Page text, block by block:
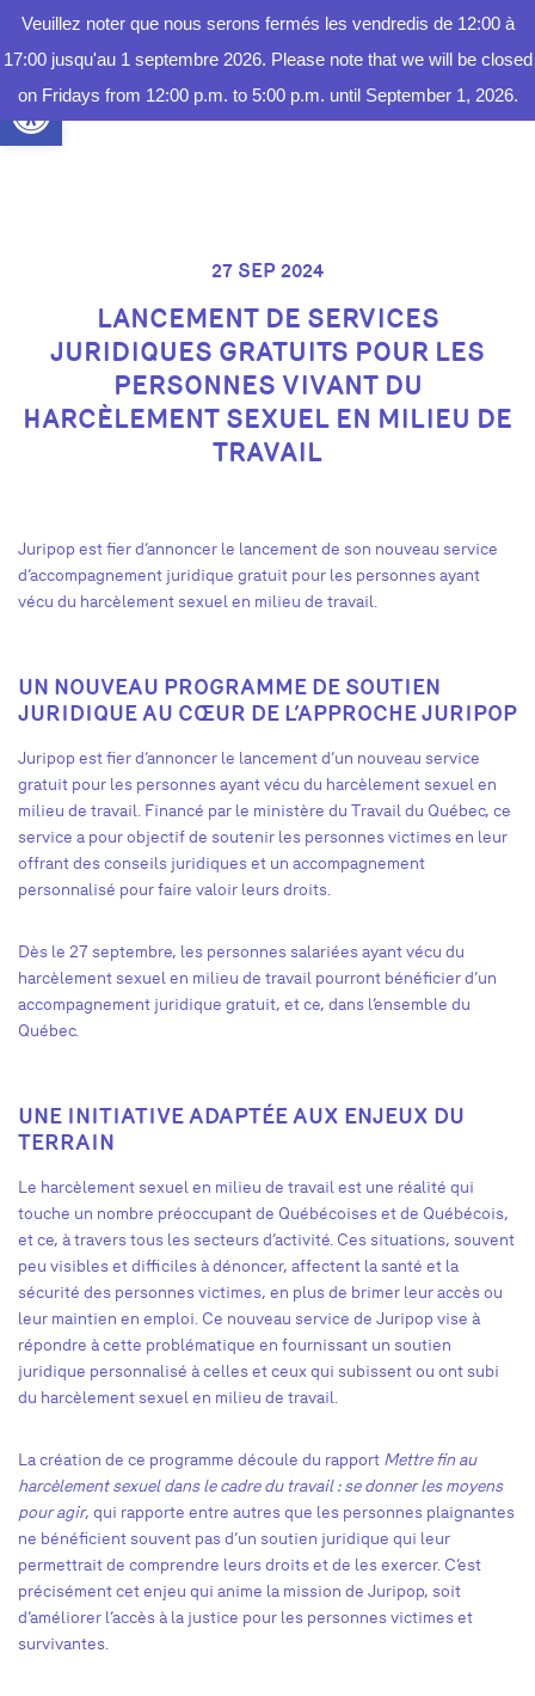
Veuillez noter que nous serons fermés les vendredis de 12:00 à
17:00 jusqu'au 1 septembre 2026. Please note that we will be closed
on Fridays from 12:00 p.m. to 5:00 p.m. until September 1, 2026.
Ouvrir la barre d’outils
FAIRE
UN DON
27 SEP 2024
LANCEMENT DE SERVICES
JURIDIQUES GRATUITS POUR LES
PERSONNES VIVANT DU
HARCÈLEMENT SEXUEL EN MILIEU DE
TRAVAIL
Juripopest fier d’annoncer le lancement de son nouveau service
d’accompagnement juridique gratuit pour les personnes ayant
vécu du harcèlement sexuel en milieu de travail.
UN NOUVEAU PROGRAMME DE SOUTIEN
JURIDIQUE AU CŒUR DE L’APPROCHE JURIPOP
Juripop est fier d’annoncer le lancement d’un nouveau service
gratuit pour les personnes ayant vécu du harcèlement sexuel en
milieu de travail. Financé par le ministère du Travail du Québec, ce
service a pour objectif de soutenir les personnes victimes en leur
offrant des conseils juridiques et un accompagnement
personnalisé pour faire valoir leurs droits.
Dès le 27 septembre, les personnes salariées ayant vécu du
harcèlement sexuel en milieu de travail pourront bénéficier d’un
accompagnement juridique gratuit, et ce, dans l’ensemble du
Québec.
UNE INITIATIVE ADAPTÉE AUX ENJEUX DU
TERRAIN
Le harcèlement sexuel en milieu de travail est une réalité qui
touche un nombre préoccupant de Québécoises et de Québécois,
et ce, à travers tous les secteurs d’activité. Ces situations, souvent
peu visibles et difficiles à dénoncer, affectent la santé et la
sécurité des personnes victimes, en plus de brimer leur accès ou
leur maintien en emploi. Ce nouveau service de Juripop vise à
répondre à cette problématique en fournissant un soutien
juridique personnalisé à celles et ceux qui subissent ou ont subi
du harcèlement sexuel en milieu de travail.
La création de ce programme découle du rapport Mettre fin au
harcèlement sexuel dans le cadre du travail : se donner les moyens
pour agir, qui rapporte entre autres que les personnes plaignantes
ne bénéficient souvent pas d’un soutien juridique qui leur
permettrait de comprendre leurs droits et de les exercer. C’est
précisément cet enjeu qui anime la mission de Juripop, soit
d’améliorer l’accès à la justice pour les personnes victimes et
survivantes.